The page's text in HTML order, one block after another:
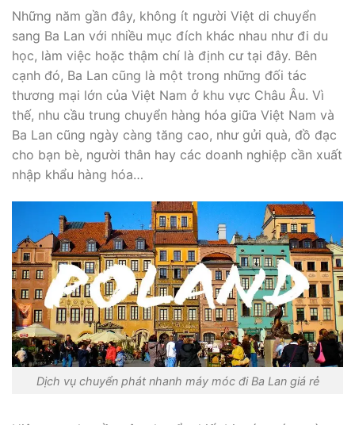
Những năm gần đây, không ít người Việt di chuyển
sang Ba Lan với nhiều mục đích khác nhau như đi du
học, làm việc hoặc thậm chí là định cư tại đây. Bên
cạnh đó, Ba Lan cũng là một trong những đối tác
thương mại lớn của Việt Nam ở khu vực Châu Âu. Vì
thế, nhu cầu trung chuyển hàng hóa giữa Việt Nam và
Ba Lan cũng ngày càng tăng cao, như gửi quà, đồ đạc
cho bạn bè, người thân hay các doanh nghiệp cần xuất
nhập khẩu hàng hóa…
Dịch vụ chuyển phát nhanh máy móc đi Ba Lan giá rẻ